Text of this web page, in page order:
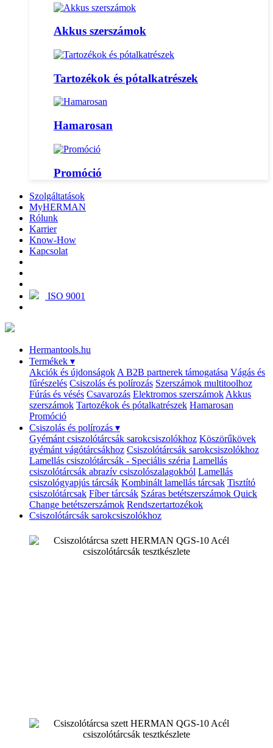
Akkus szerszámok
Tartozékok és pótalkatrészek
Hamarosan
Promóció
Szolgáltatások
MyHERMAN
Rólunk
Karrier
Know-How
Kapcsolat
ISO 9001
Hermantools.hu
Termékek ▾
Akciók és újdonságok A B2B partnerek támogatása Vágás és
fűrészelés Csiszolás és polírozás Szerszámok multitoolhoz
Fúrás és vésés Csavarozás Elektromos szerszámok Akkus
szerszámok Tartozékok és pótalkatrészek Hamarosan
Promóció
Csiszolás és polírozás ▾
Gyémánt csiszolótárcsák sarokcsiszolókhoz Köszörűkövek
gyémánt vágótárcsákhoz Csiszolótárcsák sarokcsiszolókhoz
Lamellás csiszolótárcsák - Speciális széria Lamellás
csiszolótárcsák abrazív csiszolószalagokból Lamellás
csiszológyapjús tárcsák Kombinált lamellás tárcsak Tisztító
csiszolótárcsak Fíber tárcsák Száras betétszerszámok Quick
Change betétszerszámok Rendszertartozékok
Csiszolótárcsák sarokcsiszolókhoz